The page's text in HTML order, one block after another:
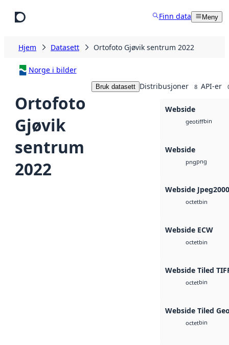
Finn data Meny
Hjem Datasett Ortofoto Gjøvik sentrum 2022
Norge i bilder
Ortofoto
Gjøvik
sentrum
2022
Bruk datasett Distribusjoner 8 API-er
Webside
geotiffbin
Webside
pngpng
Webside Jpeg2000
octetbin
Webside ECW
octetbin
Webside Tiled
octetbin
Webside Tiled
octetbin